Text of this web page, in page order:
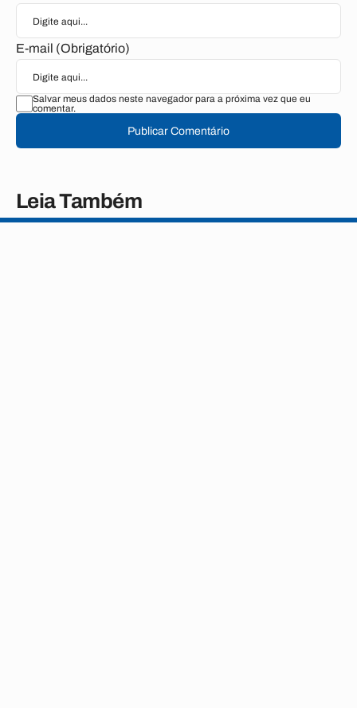
E-mail (Obrigatório)
Salvar meus dados neste navegador para a próxima vez que eu
comentar.
Publicar Comentário
Leia Também